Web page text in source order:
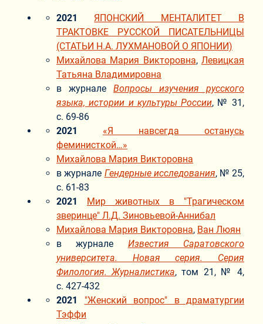
2021 ЯПОНСКИЙ МЕНТАЛИТЕТ В
ТРАКТОВКЕ РУССКОЙ ПИСАТЕЛЬНИЦЫ
(СТАТЬИ Н.А. ЛУХМАНОВОЙ О ЯПОНИИ)
Михайлова Мария Викторовна,Левицкая
Татьяна Владимировна
в журнале Вопросы изучения русского
языка, истории и культуры России, № 31,
с. 69-86
2021 «Я навсегда останусь
феминисткой…»
Михайлова Мария Викторовна
в журнале Гендерные исследования, № 25,
с. 61-83
2021
Мир животных в "Трагическом
зверинце" Л.Д. Зиновьевой-Аннибал
Михайлова Мария Викторовна, Ван Люян
в журнале Известия Саратовского
университета. Новая серия. Серия
Филология. Журналистика, том 21, № 4,
с. 427-432
2021 "Женский вопрос" в драматургии
Тэффи